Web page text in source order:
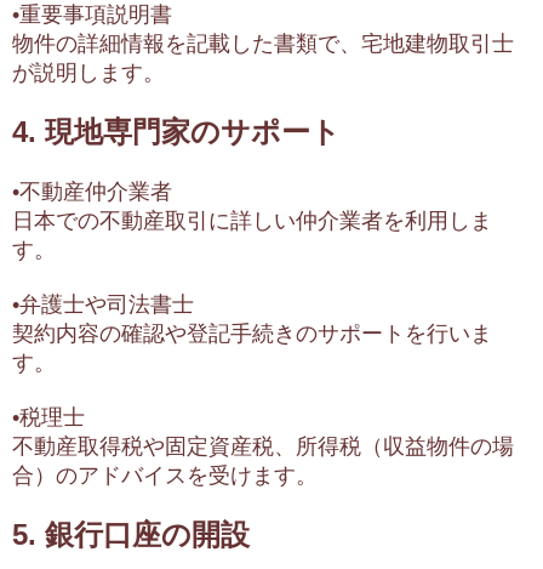
•重要事項説明書
物件の詳細情報を記載した書類で、宅地建物取引士
が説明します。
4. 現地専門家のサポート
•不動産仲介業者
日本での不動産取引に詳しい仲介業者を利用しま
す。
•弁護士や司法書士
契約内容の確認や登記手続きのサポートを行いま
す。
•税理士
不動産取得税や固定資産税、所得税（収益物件の場
合）のアドバイスを受けます。
5. 銀行口座の開設